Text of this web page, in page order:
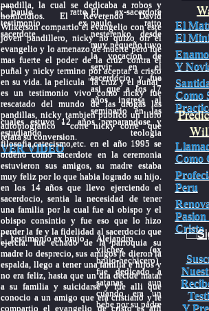
pandilla, la cual se dedicaba a robos y
homicidios. El Reverendo David
Wilkerson compartio el evangelio con este
joven pandillero, nicky no quizo oir el
evangelio y lo amenazo de muerte pero fue
mas fuerte el poder de la cruz contra el
puñal y nicky termino por aceptar a cristo
en su vida. la pelicula "la cruz y el puñal"
es un testimonio vivo como nicky fue
rescatado del mundo de las drogas las
pandillas, nicky tambien publico un libro
autobiografico " corre nicky corre" que
relata su conversion.
VER VIDEO
El ex-sacerdote
paulo ratto
nesterenko desde
muy pequeño tuvo
la vocacion de
servir en el
sacerdocio y fue
asi que a los 17
años ingresa al
seminario en las
cuales estuvo 12 años preparandose y
estudiando teologia
filosofia,catecismo,etc. en el año 1995 se
ordeno como sacerdote en la ceremonia
estuvieron sus amigos, su madre estaba
muy feliz por lo que habia logrado su hijo.
en los 14 años que llevo ejerciendo el
sacerdocio, sentia la necesidad de tener
una familia por la cual fue al obispo y el
obispo consintio y fue eso que lo hizo
perder la fe y la fidelidad al sacerdocio que
ejercia. fue echado de la parroquia su
madre lo desprecio, sus amigos le dieron la
espalda, llego a tener una familia e hijos y
no era feliz, hasta que un dia decide matar
a su familia y suicidarse y fue alli que
conocio a un amigo que era cristiano y le
compartio el evangelio de cristo es alli
Alejandro
vilchez (ex
brujo-hechicero)
fue dedicado a
satanas aun
cuando era un
bebe por su padre
El
El
Y
Como
Como
Peru
Cristo
Y